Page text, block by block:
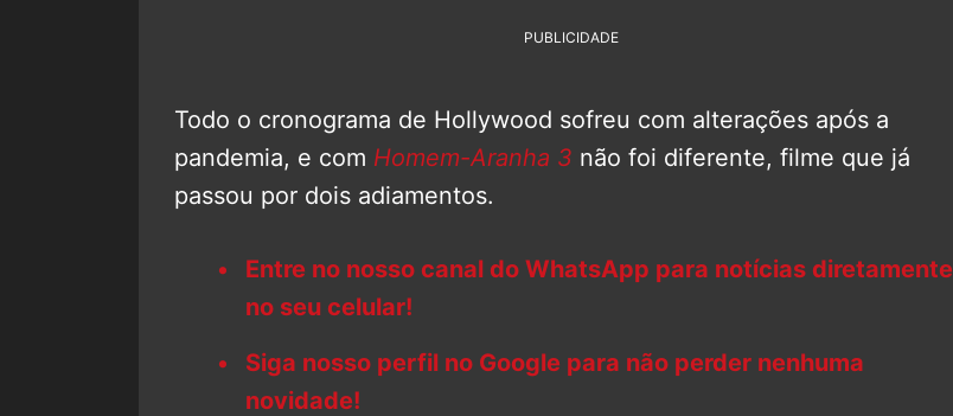
PUBLICIDADE
Todo o cronograma de Hollywood sofreu com alterações após a
pandemia, e com Homem-Aranha 3 não foi diferente, filme que já
passou por dois adiamentos.
Entre no nosso canal do WhatsApp para notícias diretamente
no seu celular!
Siga nosso perfil no Google para não perder nenhuma
novidade!